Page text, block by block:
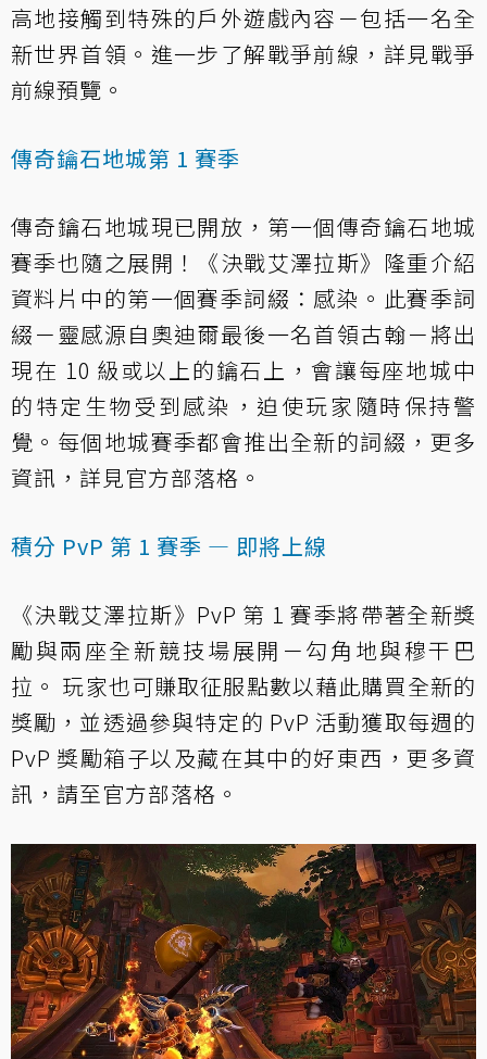
高地接觸到特殊的戶外遊戲內容－包括一名全
新世界首領。進一步了解戰爭前線，詳見戰爭
前線預覽。
傳奇鑰石地城第 1 賽季
傳奇鑰石地城現已開放，第一個傳奇鑰石地城
賽季也隨之展開！《決戰艾澤拉斯》隆重介紹
資料片中的第一個賽季詞綴：感染。此賽季詞
綴－靈感源自奧迪爾最後一名首領古翰－將出
現在 10 級或以上的鑰石上，會讓每座地城中
的特定生物受到感染，迫使玩家隨時保持警
覺。每個地城賽季都會推出全新的詞綴，更多
資訊，詳見官方部落格。
積分 PvP 第 1 賽季 — 即將上線
《決戰艾澤拉斯》PvP 第 1 賽季將帶著全新獎
勵與兩座全新競技場展開－勾角地與穆干巴
拉。 玩家也可賺取征服點數以藉此購買全新的
獎勵，並透過參與特定的 PvP 活動獲取每週的
PvP 獎勵箱子以及藏在其中的好東西，更多資
訊，請至官方部落格。